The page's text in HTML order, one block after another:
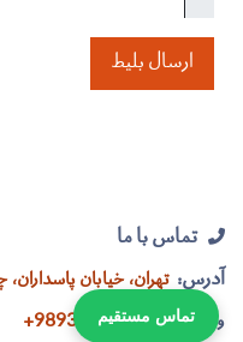
ارسال بلیط
تماس با ما
آدرس: تهران، خیابان
واتساپ989354462944+​
تماس مستقیم